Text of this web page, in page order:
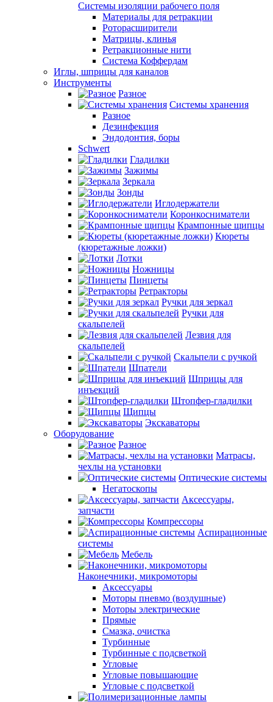
Системы изоляции рабочего поля
Материалы для ретракции
Роторасширители
Матрицы, клинья
Ретракционные нити
Система Коффердам
Иглы, шприцы для каналов
Инструменты
Разное
Системы хранения
Разное
Дезинфекция
Эндодонтия, боры
Schwert
Гладилки
Зажимы
Зеркала
Зонды
Иглодержатели
Коронкосниматели
Крампонные щипцы
Кюреты
(кюретажные ложки)
Лотки
Ножницы
Пинцеты
Ретракторы
Ручки для зеркал
Ручки для
скальпелей
Лезвия для
скальпелей
Скальпели с ручкой
Шпатели
Шприцы для
инъекций
Штопфер-гладилки
Щипцы
Экскаваторы
Оборудование
Разное
Матрасы,
чехлы на установки
Оптические системы
Негатоскопы
Аксессуары,
запчасти
Компрессоры
Аспирационные
системы
Мебель
Наконечники, микромоторы
Аксессуары
Моторы пневмо (воздушные)
Моторы электрические
Прямые
Смазка, очистка
Турбинные
Турбинные с подсветкой
Угловые
Угловые повышающие
Угловые с подсветкой